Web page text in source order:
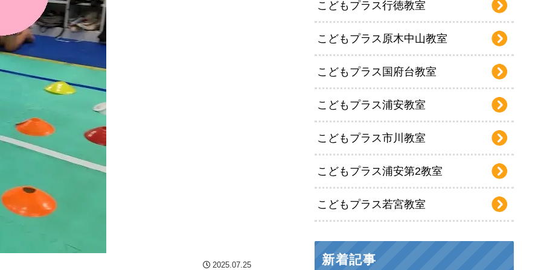
2025.07.25
こどもプラス行徳教室
こどもプラス原木中山教室
こどもプラス国府台教室
こどもプラス浦安教室
こどもプラス市川教室
こどもプラス浦安第2教室
こどもプラス若宮教室
新着記事